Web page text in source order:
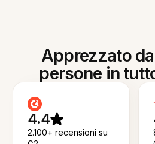
Apprezzato
persone in
4.4
2.100+ recensioni su